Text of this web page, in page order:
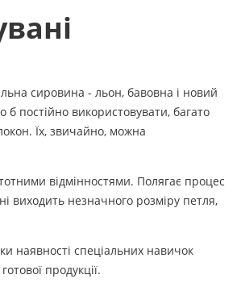
сировина - льон, бавовна і новий
постійно використовувати, багато
Їх, звичайно, можна
відмінностями. Полягає процес
виходить незначного розміру петля,
наявності спеціальних навичок
продукції.